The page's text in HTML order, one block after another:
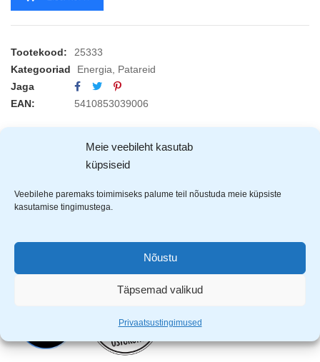
Meie veebileht kasutab
küpsiseid
Veebilehe paremaks toimimiseks palume teil nõustuda meie küpsiste
kasutamise tingimustega.
Nõustu
Täpsemad valikud
Privaatsustingimused
Tootekood:
25333
Kategooriad
Energia
Patareid
Jaga
EAN:
5410853039006
ARVUSTUSED (3)